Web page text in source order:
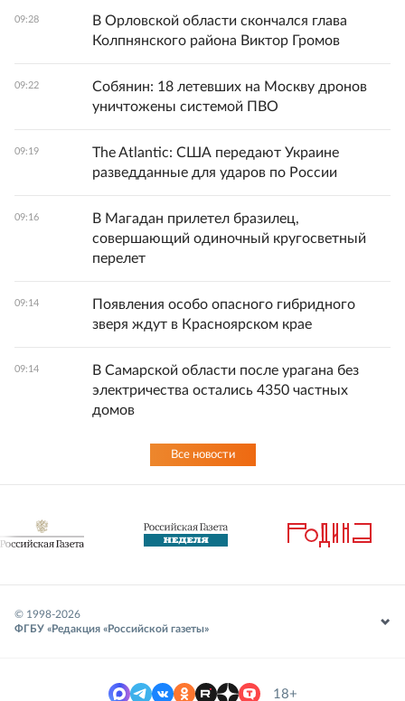
09:28
В Орловской области скончался глава
Колпнянского района Виктор Громов
09:22
Собянин: 18 летевших на Москву дронов
уничтожены системой ПВО
09:19
The Atlantic: США передают Украине
разведданные для ударов по России
09:16
В Магадан прилетел бразилец,
совершающий одиночный кругосветный
перелет
09:14
Появления особо опасного гибридного
зверя ждут в Красноярском крае
09:14
В Самарской области после урагана без
электричества остались 4350 частных
домов
Все новости
© 1998-2026
ФГБУ «Редакция «Российской газеты»
18+